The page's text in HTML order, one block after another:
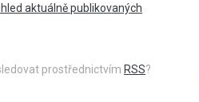
aktuálně publikovaných
prostřednictvím RSS?